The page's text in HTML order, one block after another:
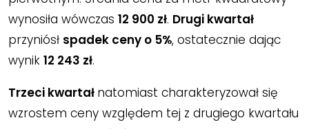
wynosiła wówczas 12 900 zł. Drugi kwartał
przyniósł spadek ceny o 5%, ostatecznie dając
wynik 12 243 zł.
Trzeci kwartał natomiast charakteryzował się
wzrostem ceny względem tej z drugiego kwartału